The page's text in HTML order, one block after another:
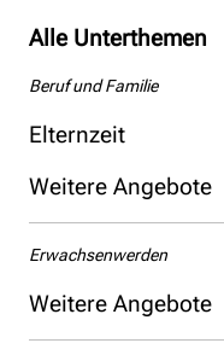
Alle Unterthemen
Beruf und Familie
Elternzeit
Weitere Angebote
Erwachsenwerden
Weitere Angebote